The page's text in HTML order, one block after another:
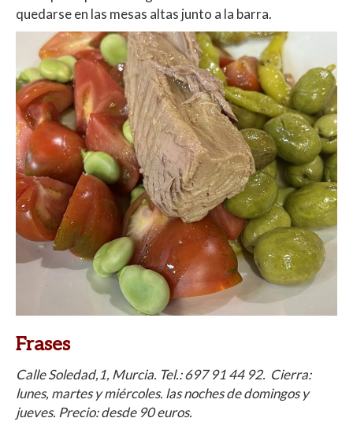
quedarse en las mesas altas junto a la barra.
Frases
Calle Soledad,1, Murcia. Tel.: 697 91 44 92. Cierra:
lunes, martes y miércoles. las noches de domingos y
jueves. Precio: desde 90 euros.